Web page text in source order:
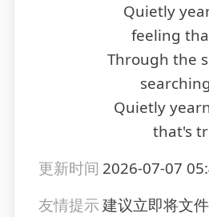
Quietly
feeling
Through the
Quietly
that's
更新时间 2026-07-07
友情提示建议立即将文